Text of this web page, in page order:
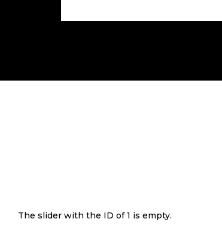
The slider with the ID of 1 is empty.